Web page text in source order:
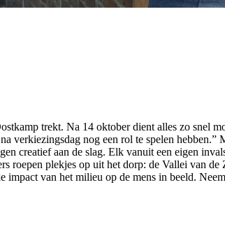
trekt. Na 14 oktober dient alles zo snel
verkiezingsdag nog een rol te spelen
creatief aan de slag. Elk vanuit een eigen
roepen plekjes op uit het dorp: de Vallei van
impact van het milieu op de mens in beeld.